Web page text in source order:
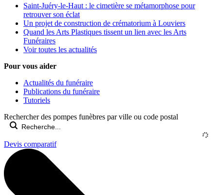
Saint-Juéry-le-Haut : le cimetière se métamorphose pour
retrouver son éclat
Un projet de construction de crématorium à Louviers
Quand les Arts Plastiques tissent un lien avec les Arts
Funéraires
Voir toutes les actualités
Pour vous aider
Actualités du funéraire
Publications du funéraire
Tutoriels
Rechercher des pompes funèbres par ville ou code postal
Devis comparatif